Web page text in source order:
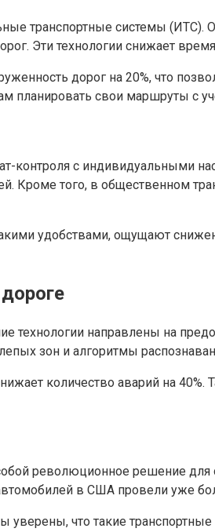
транспортные системы
Эти технологии снижает
дорог на 20%, что
планировать свои маршруты с
контроля с индивидуальными
того, в общественном
удобствами, ощущают
технологии направлены на
зон и алгоритмы
количество аварий на
революционное решение
в США провели уже
что такие